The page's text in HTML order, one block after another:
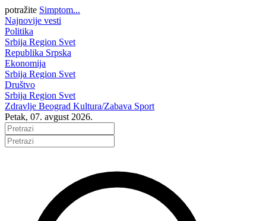
potražite Simptom...
Najnovije vesti
Politika
Srbija Region Svet
Republika Srpska
Ekonomija
Srbija Region Svet
Društvo
Srbija Region Svet
Zdravlje Beograd Kultura/Zabava Sport
Petak, 07. avgust 2026.